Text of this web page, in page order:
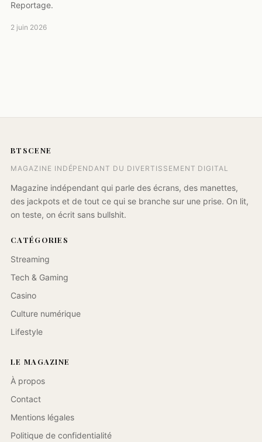
Reportage.
2 juin 2026
BTSCENE
MAGAZINE INDÉPENDANT DU DIVERTISSEMENT DIGITAL
Magazine indépendant qui parle des écrans, des manettes,
des jackpots et de tout ce qui se branche sur une prise. On lit,
on teste, on écrit sans bullshit.
CATÉGORIES
Streaming
Tech & Gaming
Casino
Culture numérique
Lifestyle
LE MAGAZINE
À propos
Contact
Mentions légales
Politique de confidentialité